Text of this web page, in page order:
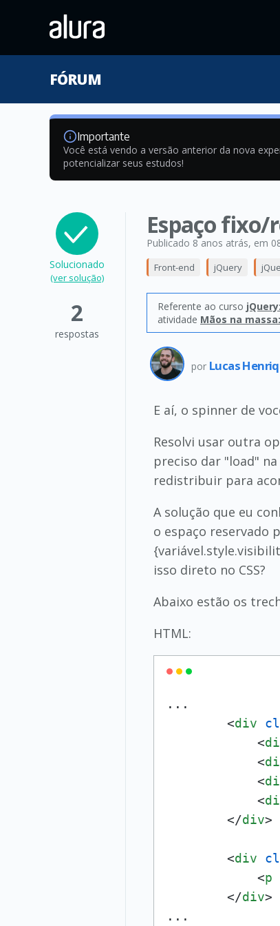
FÓRUM
Importante
Você está vendo a versão anterior da nova
potencializar seus estudos!
Solucionado
(ver solução)
2
respostas
Espaço fixo/
Publicado 8 anos atrás, em
Front-end jQuery
Referente ao curso
atividade Mãos na
por Lucas
E aí, o spinner de
Resolvi usar outra
preciso dar "load"
redistribuir para
A solução que eu
o espaço reservado
isso direto no CSS?
Abaixo estão os
HTML:
...
<div
<
<
<
<
</div>
<div
<p
</div>
...